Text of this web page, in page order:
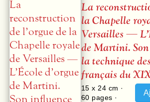
La
la Chapelle
Versailles —
de Martini.
la technique
français du
15 x 24 cm ·
60 pages ·